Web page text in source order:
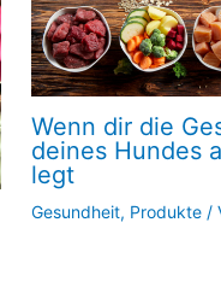
Wenn dir die
deines Hundes
legt
Gesundheit, Produkte/